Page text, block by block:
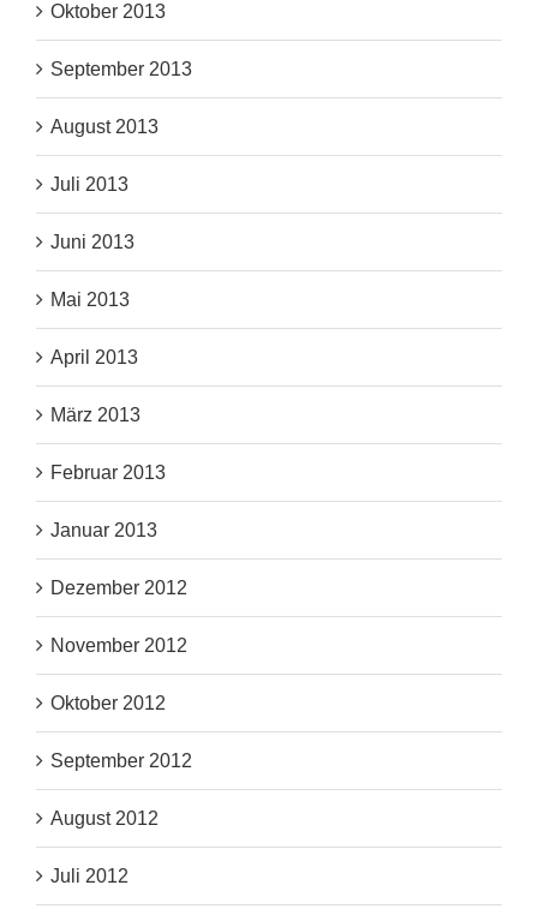
Oktober 2013
September 2013
August 2013
Juli 2013
Juni 2013
Mai 2013
April 2013
März 2013
Februar 2013
Januar 2013
Dezember 2012
November 2012
Oktober 2012
September 2012
August 2012
Juli 2012